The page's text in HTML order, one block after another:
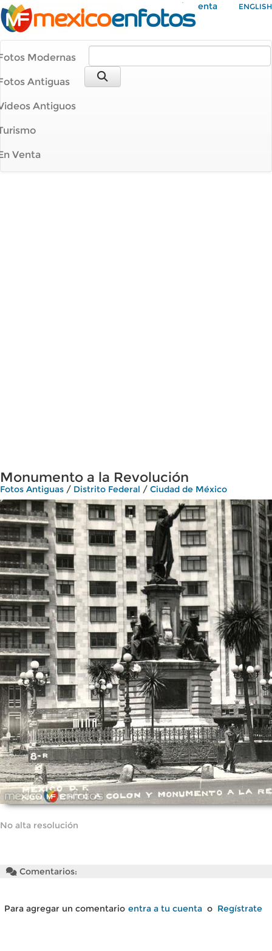
Mi Cuenta ENGLISH
Modernas
Antiguas
Antiguos
Venta
Monumento a la Revolución
Fotos Antiguas / Distrito Federal / Ciudad de México
No alta resolución
Comentarios:
Para agregar un comentario entra a tu cuenta o Regístrate